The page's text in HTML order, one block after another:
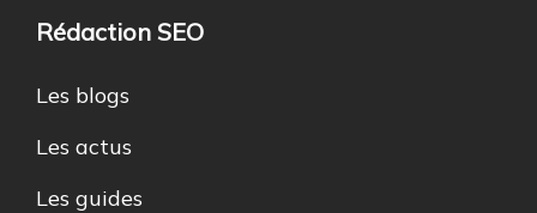
Rédaction SEO
Les blogs
Les actus
Les guides